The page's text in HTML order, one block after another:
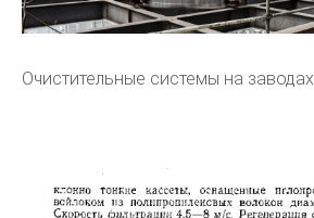
Очистительные системы на заводах